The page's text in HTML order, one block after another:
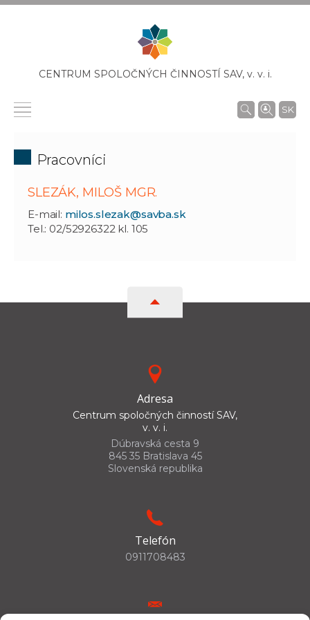
CENTRUM SPOLOČNÝCH ČINNOSTÍ SAV, v. v. i.
SK
Pracovníci
SLEZÁK, MILOŠ MGR.
E-mail: milos.slezak@savba.sk
Tel.: 02/52926322 kl. 105
Adresa
Centrum spoločných činností SAV,
v. v. i.
Dúbravská cesta 9
845 35 Bratislava 45
Slovenská republika
Telefón
0911708483